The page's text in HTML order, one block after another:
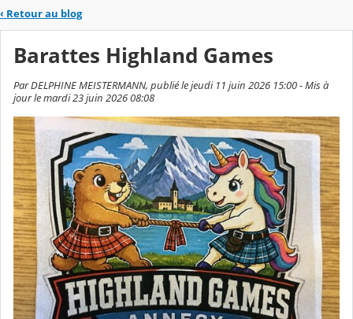
‹ Retour au blog
Barattes Highland Games
Par DELPHINE MEISTERMANN, publié le jeudi 11 juin 2026 15:00 - Mis à
jour le mardi 23 juin 2026 08:08